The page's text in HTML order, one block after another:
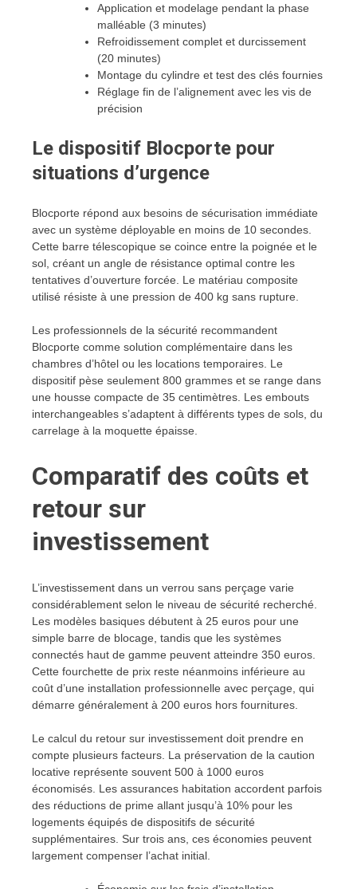
Application et modelage pendant la phase
malléable (3 minutes)
Refroidissement complet et durcissement
(20 minutes)
Montage du cylindre et test des clés fournies
Réglage fin de l’alignement avec les vis de
précision
Le dispositif Blocporte pour
situations d’urgence
Blocporte répond aux besoins de sécurisation immédiate
avec un système déployable en moins de 10 secondes.
Cette barre télescopique se coince entre la poignée et le
sol, créant un angle de résistance optimal contre les
tentatives d’ouverture forcée. Le matériau composite
utilisé résiste à une pression de 400 kg sans rupture.
Les professionnels de la sécurité recommandent
Blocporte comme solution complémentaire dans les
chambres d’hôtel ou les locations temporaires. Le
dispositif pèse seulement 800 grammes et se range dans
une housse compacte de 35 centimètres. Les embouts
interchangeables s’adaptent à différents types de sols, du
carrelage à la moquette épaisse.
Comparatif des coûts et
retour sur
investissement
L’investissement dans un verrou sans perçage varie
considérablement selon le niveau de sécurité recherché.
Les modèles basiques débutent à 25 euros pour une
simple barre de blocage, tandis que les systèmes
connectés haut de gamme peuvent atteindre 350 euros.
Cette fourchette de prix reste néanmoins inférieure au
coût d’une installation professionnelle avec perçage, qui
démarre généralement à 200 euros hors fournitures.
Le calcul du retour sur investissement doit prendre en
compte plusieurs facteurs. La préservation de la caution
locative représente souvent 500 à 1000 euros
économisés. Les assurances habitation accordent parfois
des réductions de prime allant jusqu’à 10% pour les
logements équipés de dispositifs de sécurité
supplémentaires. Sur trois ans, ces économies peuvent
largement compenser l’achat initial.